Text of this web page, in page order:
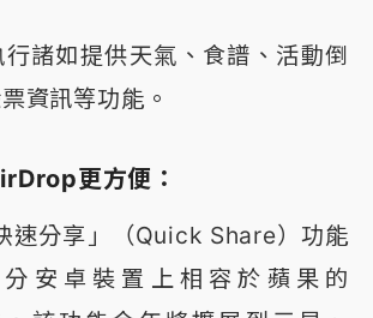
諸如提供天氣、食譜、活動倒
資訊等功能。
更方便：
速分享」（Quick Share）功能
安卓裝置上相容於蘋果的